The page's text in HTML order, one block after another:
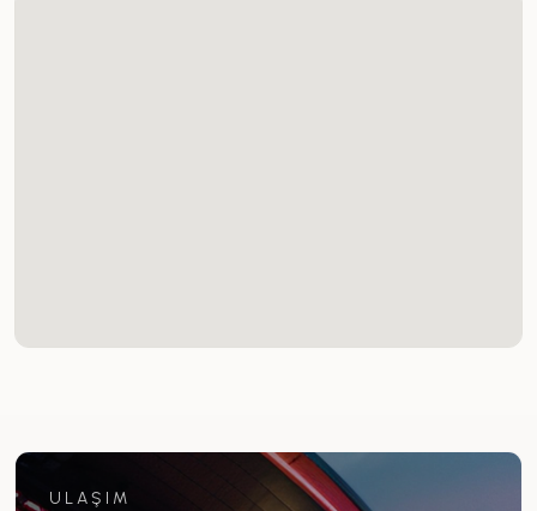
ULAŞIM